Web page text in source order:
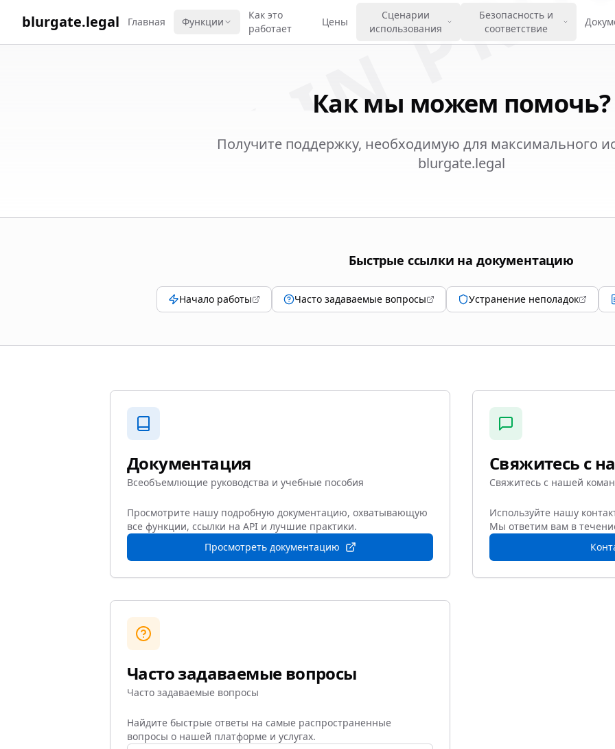
blurgate.legal Главная Функции
Как это
работает
Цены
Сценарии
использования
Безопасность и
соответствие
Как мы можем помочь?
Получите поддержку, необходимую для максимального
blurgate.legal
Быстрые ссылки на документацию
Начало работы Часто задаваемые вопросы Устранение неполадок
Документация
Всеобъемлющие руководства и учебные пособия
Просмотрите нашу подробную документацию, охватывающую
все функции, ссылки на API и лучшие практики.
Просмотреть документацию
Свяжитесь с
Свяжитесь с нашей
Используйте нашу
Мы ответим вам в
Часто задаваемые вопросы
Часто задаваемые вопросы
Найдите быстрые ответы на самые распространенные
вопросы о нашей платформе и услугах.